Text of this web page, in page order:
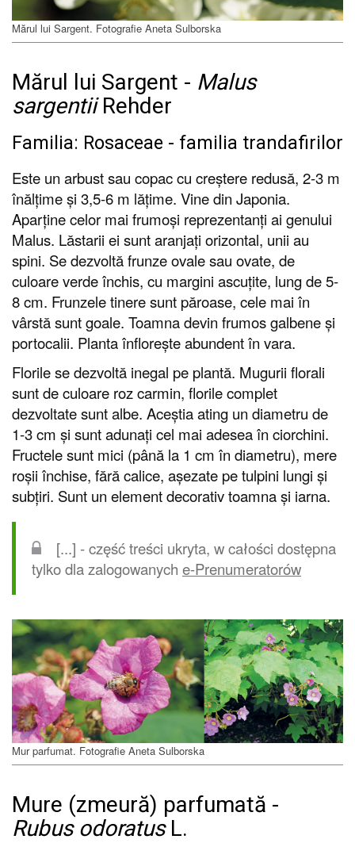
Mărul lui Sargent. Fotografie Aneta Sulborska
Mărul lui Sargent - Malus
sargentiiRehder
Familia: Rosaceae - familia trandafirilor
Este un arbust sau copac cu creștere redusă, 2-3 m
înălțime și 3,5-6 m lățime. Vine din Japonia.
Aparține celor mai frumoși reprezentanți ai genului
Malus. Lăstarii ei sunt aranjați orizontal, unii au
spini. Se dezvoltă frunze ovale sau ovate, de
culoare verde închis, cu margini ascuțite, lung de 5-
8 cm. Frunzele tinere sunt păroase, cele mai în
vârstă sunt goale. Toamna devin frumos galbene și
portocalii. Planta înflorește abundent în vara.
Florile se dezvoltă inegal pe plantă. Mugurii florali
sunt de culoare roz carmin, florile complet
dezvoltate sunt albe. Aceștia ating un diametru de
1-3 cm și sunt adunați cel mai adesea în ciorchini.
Fructele sunt mici (până la 1 cm în diametru), mere
roșii închise, fără calice, așezate pe tulpini lungi și
subțiri. Sunt un element decorativ toamna și iarna.
[...] - część treści ukryta, w całości dostępna
tylko dla zalogowanych e-Prenumeratorów
Mur parfumat. Fotografie Aneta Sulborska
Mure (zmeură) parfumată -
Rubus odoratusL.